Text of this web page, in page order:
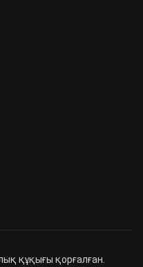
құқығы қорғалған.